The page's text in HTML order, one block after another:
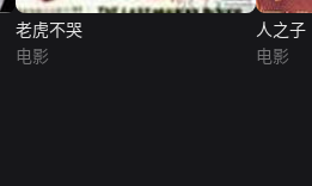
老虎不哭
电影
人之子
电影